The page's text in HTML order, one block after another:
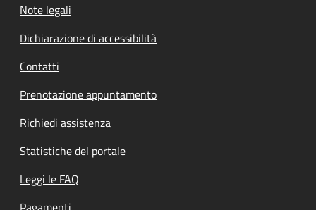
Note legali
Dichiarazione di accessibilità
Contatti
Prenotazione appuntamento
Richiedi assistenza
Statistiche del portale
Leggi le FAQ